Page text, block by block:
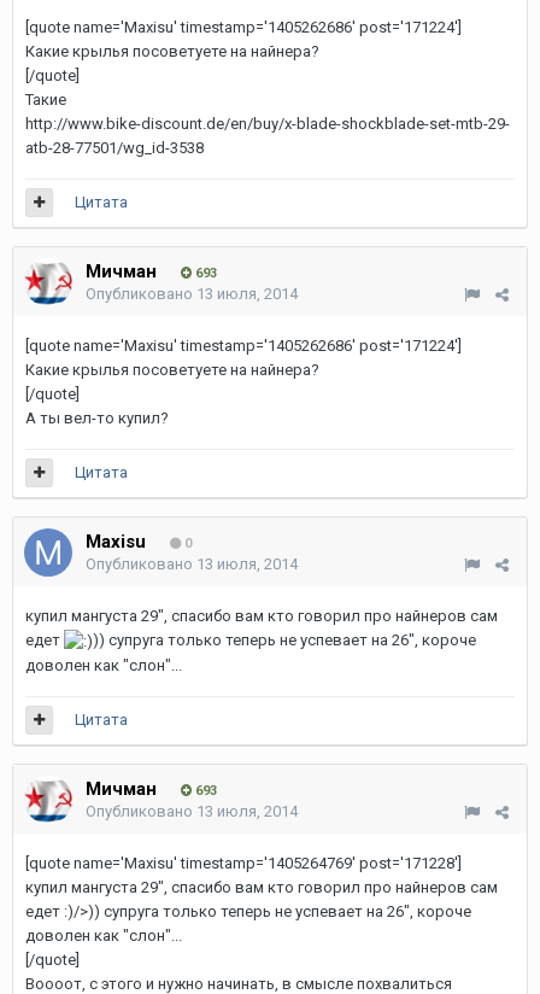
[quote name='Maxisu' timestamp='1405262686' post='171224']
Какие крылья посоветуете на найнера?
[/quote]
Такие
http://www.bike-discount.de/en/buy/x-blade-shockblade-set-mtb-29-
atb-28-77501/wg_id-3538
Цитата
Мичман 693
Опубликовано 13 июля, 2014
[quote name='Maxisu' timestamp='1405262686' post='171224']
Какие крылья посоветуете на найнера?
[/quote]
А ты вел-то купил?
Цитата
Maxisu 0
Опубликовано 13 июля, 2014
купил мангуста 29", спасибо вам кто говорил про найнеров сам
едет
)) супруга только теперь не успевает на 26", короче
доволен как "слон"...
Цитата
Мичман 693
Опубликовано 13 июля, 2014
[quote name='Maxisu' timestamp='1405264769' post='171228']
купил мангуста 29", спасибо вам кто говорил про найнеров сам
едет :)/>)) супруга только теперь не успевает на 26", короче
доволен как "слон"...
[/quote]
Воооот, с этого и нужно начинать, в смысле похвалиться